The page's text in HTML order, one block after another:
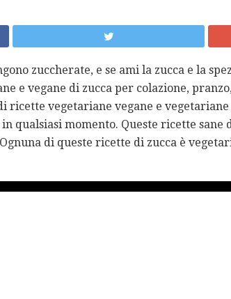
zuccherate, e se ami la zucca e la
e vegane di zucca per colazione,
ricette vegetariane vegane e
in qualsiasi momento. Queste ricette sane
di queste ricette di zucca è